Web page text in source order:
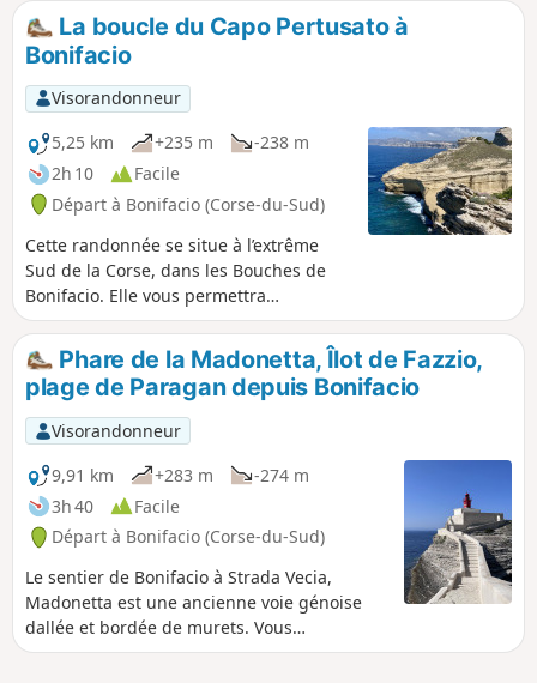
La boucle du Capo Pertusato à
Bonifacio
Visorandonneur
5,25 km
+235 m
-238 m
2h 10
Facile
Départ à Bonifacio (Corse-du-Sud)
Cette randonnée se situe à l’extrême
Sud de la Corse, dans les Bouches de
Bonifacio. Elle vous permettra
d'apercevoir les Îles Lavezzi et la
Sardaigne et vous aurez une vue
imprenable sur Bonifacio. Elle permet
de rejoindre deux plages de sable
blanc, la plage déserte de Cala
Sciumara et la belle plage de Saint-
Antoine.Vous traverserez le maquis et
longerez les falaises de calcaire avec
des vues imprenables sur le littoral et
les falaises. Entre (1) et (2) voir les avis
Phare de la Madonetta, Îlot de Fazzio,
plage de Paragan depuis Bonifacio
Visorandonneur
9,91 km
+283 m
-274 m
3h 40
Facile
Départ à Bonifacio (Corse-du-Sud)
Le sentier de Bonifacio à Strada Vecia,
Madonetta est une ancienne voie génoise
dallée et bordée de murets. Vous
découvrirez le Phare de la Madonetta, l’anse